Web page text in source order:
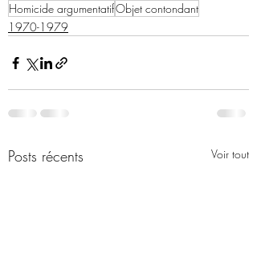
Homicide argumentatifObjet contondant
1970-1979
Posts récents Voir tout